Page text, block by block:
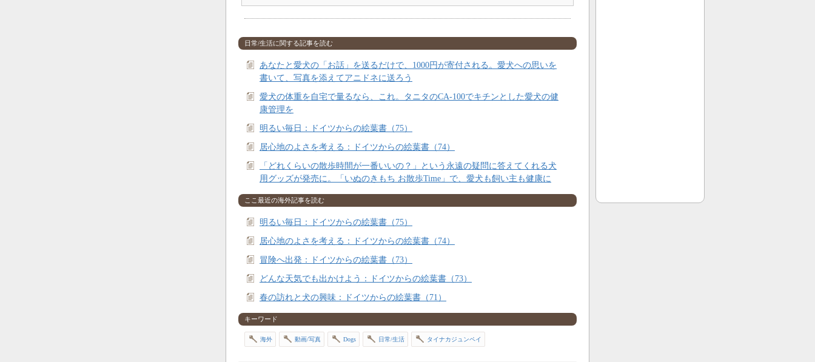
日常/生活に関する記事を読む
あなたと愛犬の「お話」を送るだけで、1000円が寄付される。愛犬への思いを
書いて、写真を添えてアニドネに送ろう
愛犬の体重を自宅で量るなら、これ。タニタのCA-100でキチンとした愛犬の健
康管理を
明るい毎日：ドイツからの絵葉書（75）
居心地のよさを考える：ドイツからの絵葉書（74）
「どれくらいの散歩時間が一番いいの？」という永遠の疑問に答えてくれる犬
用グッズが発売に。「いぬのきもち お散歩Time」で、愛犬も飼い主も健康に
ここ最近の海外記事を読む
明るい毎日：ドイツからの絵葉書（75）
居心地のよさを考える：ドイツからの絵葉書（74）
冒険へ出発：ドイツからの絵葉書（73）
どんな天気でも出かけよう：ドイツからの絵葉書（73）
春の訪れと犬の興味：ドイツからの絵葉書（71）
キーワード
海外 動画/写真 Dogs 日常/生活 タイナカジュンペイ